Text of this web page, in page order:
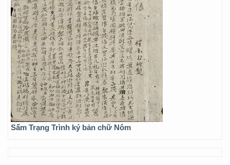
Sấm Trạng Trình ký bản chữ Nôm